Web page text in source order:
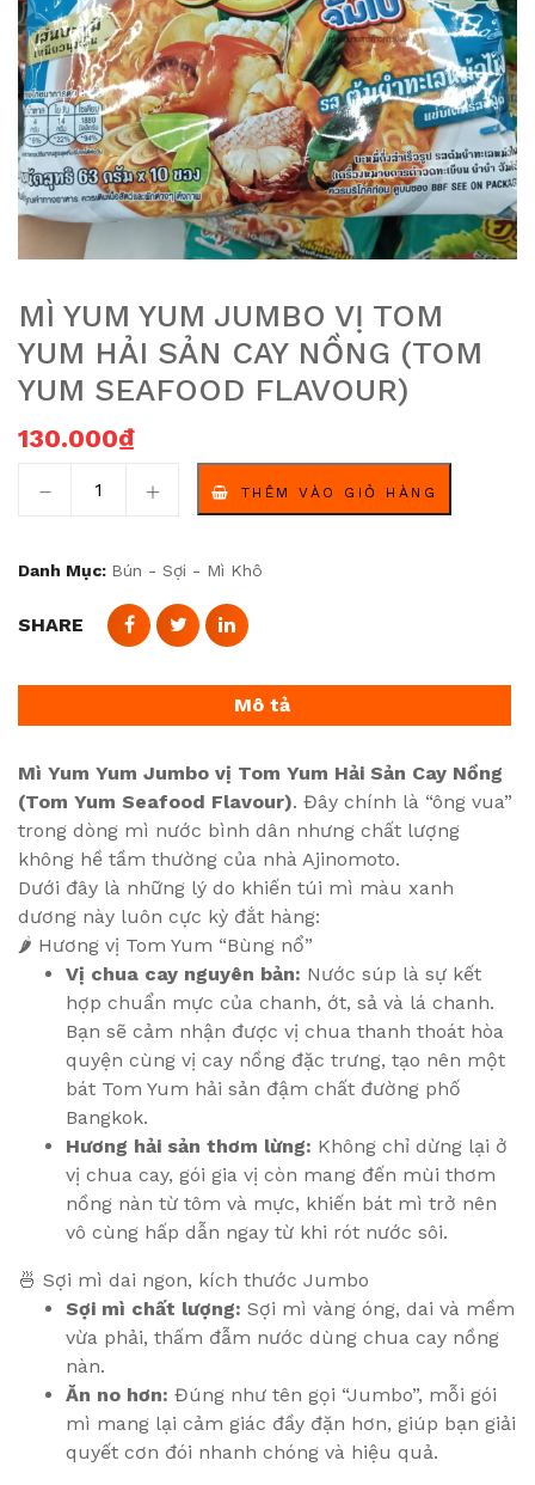
MÌ YUM YUM JUMBO VỊ TOM
YUM HẢI SẢN CAY NỒNG (TOM
YUM SEAFOOD FLAVOUR)
130.000₫
THÊM VÀO GIỎ HÀNG
Danh Mục: Bún - Sợi - Mì Khô
SHARE
Mô tả
Mì Yum Yum Jumbo vị Tom Yum Hải Sản Cay Nồng
(Tom Yum Seafood Flavour). Đây chính là “ông vua”
trong dòng mì nước bình dân nhưng chất lượng
không hề tầm thường của nhà Ajinomoto.
Dưới đây là những lý do khiến túi mì màu xanh
dương này luôn cực kỳ đắt hàng:
🌶️ Hương vị Tom Yum “Bùng nổ”
Vị chua cay nguyên bản: Nước súp là sự kết
hợp chuẩn mực của chanh, ớt, sả và lá chanh.
Bạn sẽ cảm nhận được vị chua thanh thoát hòa
quyện cùng vị cay nồng đặc trưng, tạo nên một
bát Tom Yum hải sản đậm chất đường phố
Bangkok.
Hương hải sản thơm lừng: Không chỉ dừng lại ở
vị chua cay, gói gia vị còn mang đến mùi thơm
nồng nàn từ tôm và mực, khiến bát mì trở nên
vô cùng hấp dẫn ngay từ khi rót nước sôi.
🍜 Sợi mì dai ngon, kích thước Jumbo
Sợi mì chất lượng: Sợi mì vàng óng, dai và mềm
vừa phải, thấm đẫm nước dùng chua cay nồng
nàn.
Ăn no hơn: Đúng như tên gọi “Jumbo”, mỗi gói
mì mang lại cảm giác đầy đặn hơn, giúp bạn giải
quyết cơn đói nhanh chóng và hiệu quả.